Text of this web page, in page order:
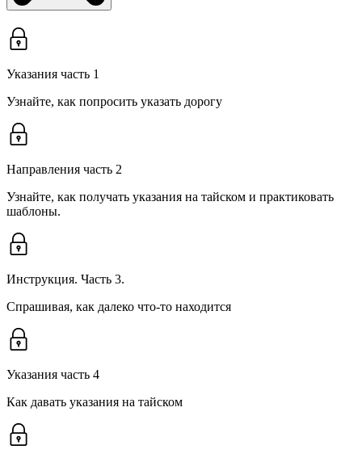
Указания часть 1
Узнайте, как попросить указать дорогу
Направления часть 2
Узнайте, как получать указания на тайском и практиковать
шаблоны.
Инструкция. Часть 3.
Спрашивая, как далеко что-то находится
Указания часть 4
Как давать указания на тайском